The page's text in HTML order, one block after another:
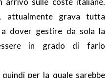
attualmente grava tutta
dover gestire da sola la
in grado di farlo
per la quale sarebbe